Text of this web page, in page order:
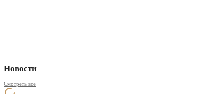
Новости
Смотреть все